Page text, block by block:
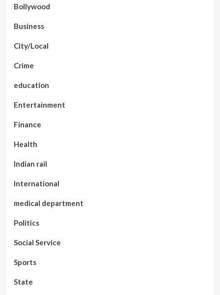
Bollywood
Business
City/Local
Crime
education
Entertainment
Finance
Health
Indian rail
International
medical department
Politics
Social Service
Sports
State